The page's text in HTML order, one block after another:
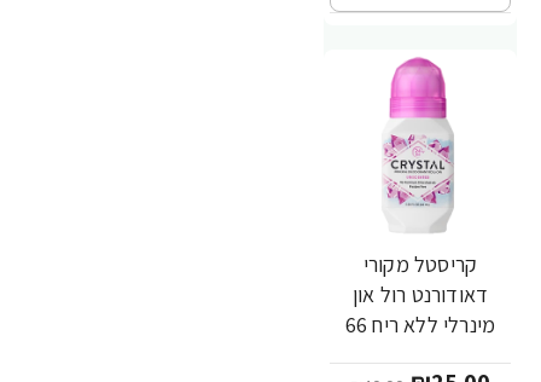
קריסטל מקורי
דאודורנט רול און
מינרלי ללא ריח 66